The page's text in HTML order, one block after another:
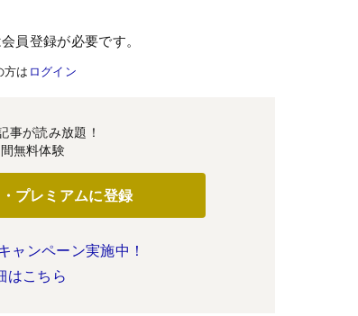
員登録が必要です。
方は ログイン
事が読み放題！
無料体験
プレミアムに登録
ャンペーン実施中！
はこちら